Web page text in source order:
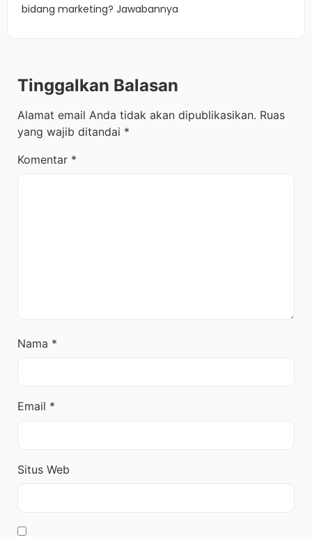
bidang marketing? Jawabannya
Tinggalkan Balasan
Alamat email Anda tidak akan dipublikasikan. Ruas
yang wajib ditandai *
Komentar *
Nama *
Email *
Situs Web